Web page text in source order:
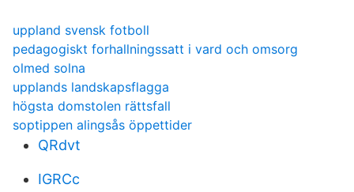
uppland svensk fotboll
pedagogiskt forhallningssatt i vard och omsorg
olmed solna
upplands landskapsflagga
högsta domstolen rättsfall
soptippen alingsås öppettider
QRdvt
IGRCc